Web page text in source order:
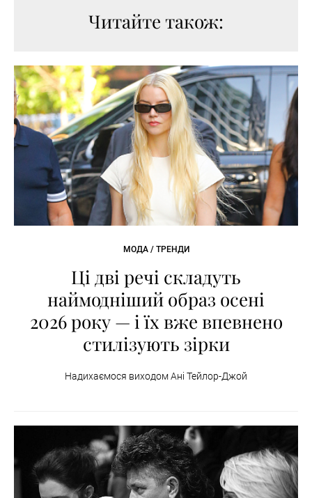
Читайте також:
МОДА / ТРЕНДИ
Ці дві речі складуть
наймодніший образ осені
2026 року — і їх вже впевнено
стилізують зірки
Надихаємося виходом Ані Тейлор-Джой